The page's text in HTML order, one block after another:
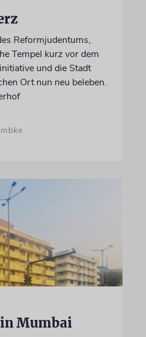
Reformjudentums,
Tempel kurz vor dem
und die Stadt
Ort nun neu beleben.
Mumbai